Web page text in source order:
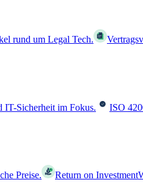
rund um Legal Tech.
IT-Sicherheit im Fokus. ISO
Preise. Return on Investment